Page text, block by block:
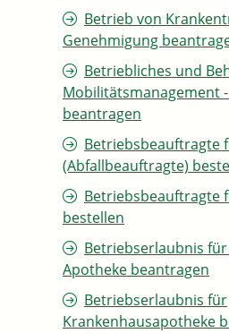
Betrieb von
Genehmigung
Betriebliches und
Mobilitätsmanagement
beantragen
Betriebsbeauftragte
(Abfallbeauftragte)
Betriebsbeauftragte
bestellen
Betriebserlaubnis
Apotheke beantragen
Betriebserlaubnis für
Krankenhausapotheke